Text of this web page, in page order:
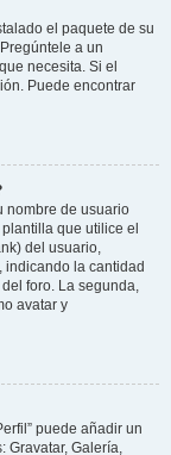
el paquete de su
a un
necesita. Si el
Puede encontrar
nombre de usuario
que utilice el
del usuario,
indicando la cantidad
foro. La segunda,
avatar y
puede añadir un
Gravatar, Galería,